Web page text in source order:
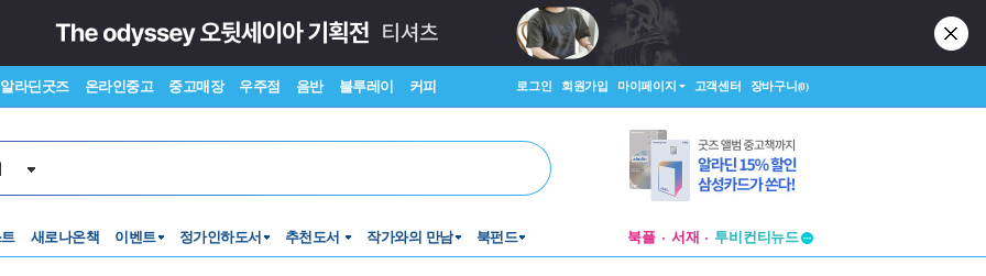
알라딘굿즈 온라인중고 중고매장 우주점 음반 블루레이 커피 로그인 회원가입 마이페이지 고객센터 장바구니(0)
새로나온책 이벤트 정가인하도서 추천도서 작가와의 만남 북펀드 북플 서재
창작플랫폼